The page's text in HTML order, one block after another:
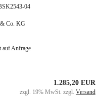
04
& Co. KG
auf Anfrage
1.285,20 EUR
zzgl. 19% MwSt. zzgl. Versand